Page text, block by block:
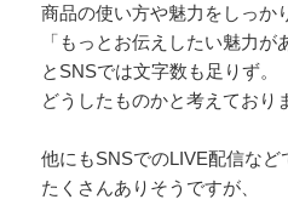
商品の使い方や魅力をしっか
「もっとお伝えしたい魅力が
とSNSでは文字数も足りず。
どうしたものかと考えており
他にもSNSでのLIVE配信など
たくさんありそうですが、